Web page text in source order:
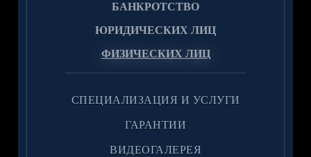
БАНКРОТСТВО
ЮРИДИЧЕСКИХ ЛИЦ
ФИЗИЧЕСКИХ ЛИЦ
CПЕЦИАЛИЗАЦИЯ И УСЛУГИ
ГАРАНТИИ
ВИДЕОГАЛЕРЕЯ